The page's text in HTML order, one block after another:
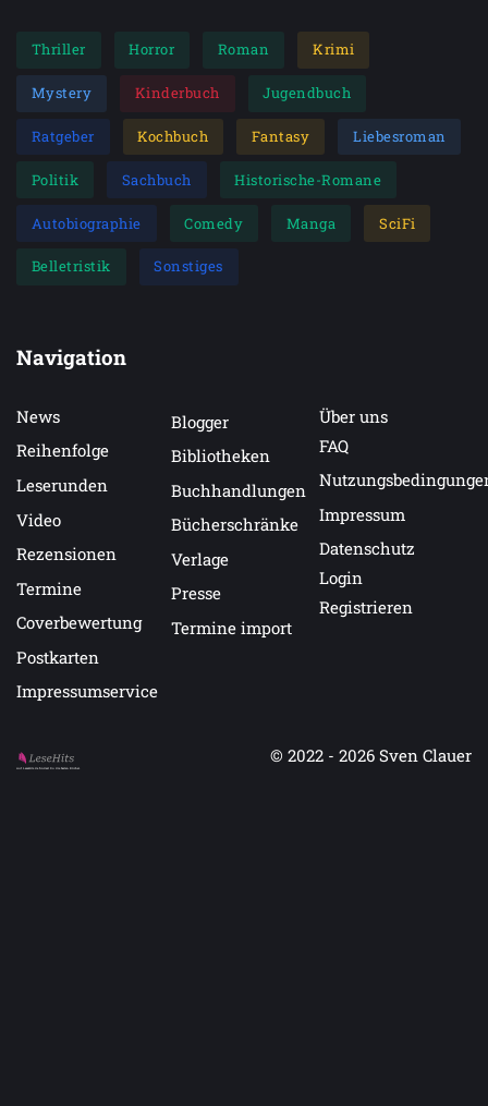
Thriller Horror Roman Krimi
Mystery Kinderbuch Jugendbuch
Ratgeber Kochbuch Fantasy Liebesroman
Politik Sachbuch Historische-Romane
Autobiographie Comedy Manga SciFi
Belletristik Sonstiges
Navigation
News
Reihenfolge
Leserunden
Video
Rezensionen
Termine
Coverbewertung
Postkarten
Impressumservice
Blogger
Bibliotheken
Buchhandlungen
Bücherschränke
Verlage
Presse
Termine import
Über uns
FAQ
Impressum
Datenschutz
Login
Registrieren
Auf LeseHits.de findest Du die besten Bücher.
© 2022 - 2026 Sven Clauer